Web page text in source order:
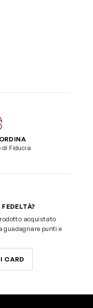
di Fiducia
acquistato
guadagnare punti e
CARD